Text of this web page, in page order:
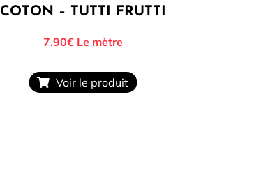
COTON – TUTTI FRUTTI
7.90€Le mètre
Voir le produit